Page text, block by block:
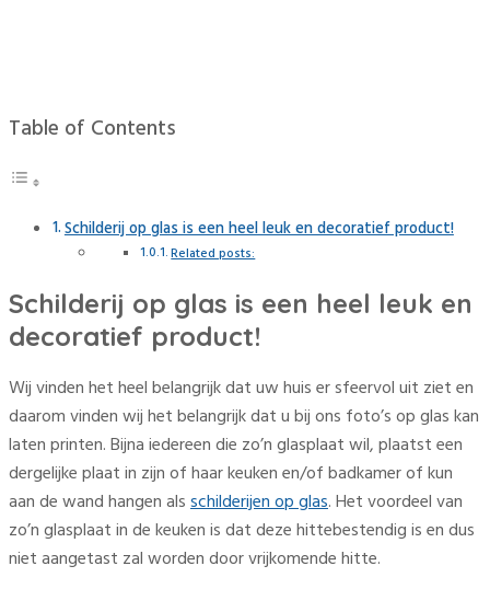
Table of Contents
Schilderij op glas is een heel leuk en decoratief product!
Related posts:
Schilderij op glas is een heel leuk en
decoratief product!
Wij vinden het heel belangrijk dat uw huis er sfeervol uit ziet en
daarom vinden wij het belangrijk dat u bij ons foto’s op glas kan
laten printen. Bijna iedereen die zo’n glasplaat wil, plaatst een
dergelijke plaat in zijn of haar keuken en/of badkamer of kun
aan de wand hangen alsschilderijen op glas. Het voordeel van
zo’n glasplaat in de keuken is dat deze hittebestendig is en dus
niet aangetast zal worden door vrijkomende hitte.